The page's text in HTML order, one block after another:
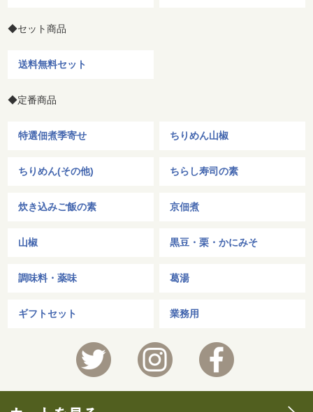
◆セット商品
送料無料セット
◆定番商品
特選佃煮季寄せ ちりめん山椒
ちりめん(その他) ちらし寿司の素
炊き込みご飯の素 京佃煮
山椒 黒豆・栗・かにみそ
調味料・薬味 葛湯
ギフトセット 業務用